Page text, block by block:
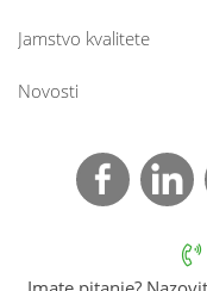
Jamstvo kvalitete
Novosti